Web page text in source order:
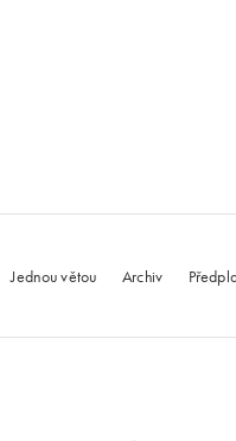
Jednou větou Archiv